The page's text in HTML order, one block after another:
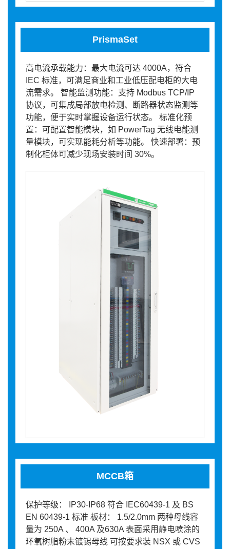
PrismaSet
高电流承载能力：最大电流可达 4000A，符合
IEC 标准，可满足商业和工业低压配电柜的大电
流需求。 智能监测功能：支持 Modbus TCP/IP
协议，可集成局部放电检测、断路器状态监测等
功能，便于实时掌握设备运行状态。 标准化预
置：可配置智能模块，如 PowerTag 无线电能测
量模块，可实现能耗分析等功能。 快速部署：预
制化柜体可减少现场安装时间 30%。
MCCB箱
保护等级： IP30-IP68 符合 IEC60439-1 及 BS
EN 60439-1 标准 板材： 1.5/2.0mm 两种母线容
量为 250A 、 400A 及630A 表面采用静电喷涂的
环氧树脂粉末镀锡母线 可按要求装 NSX 或 CVS